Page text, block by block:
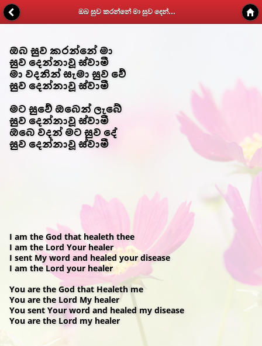
ඔබ සුව කරන්නේ මා සුව දෙන්නාවූ ස්වාමී - Kithunu Gee Potha - Web v1.7
ඔබ සුව කරන්නේ මා
සුව දෙන්නාවූ ස්වාමී
මා වදනින් සැමා සුව වේ
සුව දෙන්නාවූ ස්වාමී
මට සුවේ ඔබෙන් ලැබේ
සුව දෙන්නාවූ ස්වාමී
ඔබෙ වදන් මට සුව දේ
සුව දෙන්නාවූ ස්වාමී
I am the God that healeth thee
I am the Lord Your healer
I sent My word and healed your disease
I am the Lord your healer
You are the God that Healeth me
You are the Lord My healer
You sent Your word and healed my disease
You are the Lord my healer